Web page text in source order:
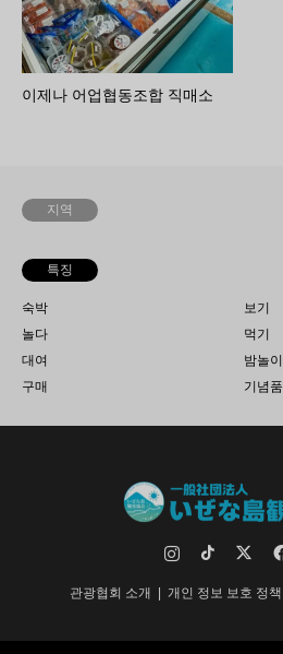
이제나 어업협동조합 직매소
지역
특징
숙박
보기
놀다
먹기
대여
밤놀이
구매
기념품
페이스북 RSS
관광협회 소개 개인 정보 보호 정책